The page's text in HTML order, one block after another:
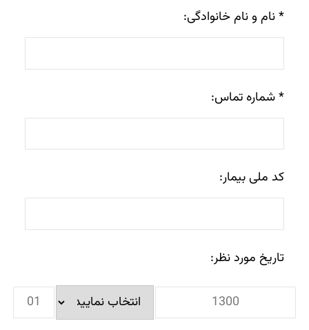
* نام و نام خانوادگی:
* شماره تماس:
کد ملی بیمار:
تاریخ مورد نظر: